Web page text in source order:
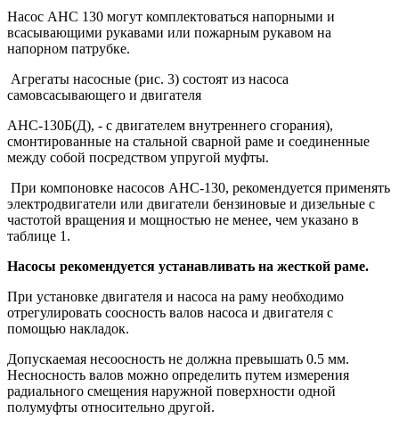
Насос АНС 130 могут комплектоваться напорными и
всасывающими рукавами или пожарным рукавом на
напорном патрубке.
Агрегаты насосные (рис. 3) состоят из насоса
самовсасывающего и двигателя
АНС-130Б(Д), - с двигателем внутреннего сгорания),
смонтированные на стальной сварной раме и соединенные
между собой посредством упругой муфты.
При компоновке насосов АНС-130, рекомендуется применять
электродвигатели или двигатели бензиновые и дизельные с
частотой вращения и мощностью не менее, чем указано в
таблице 1.
Насосы рекомендуется устанавливать на жесткой раме.
При установке двигателя и насоса на раму необходимо
отрегулировать соосность валов насоса и двигателя с
помощью накладок.
Допускаемая несоосность не должна превышать 0.5 мм.
Несносность валов можно определить путем измерения
радиального смещения наружной поверхности одной
полумуфты относительно другой.